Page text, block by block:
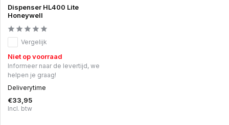
Dispenser HL400 Lite
Honeywell
Vergelijk
Niet op voorraad
Informeer naar de levertijd, we
helpen je graag!
Deliverytime
€33,95
Incl. btw